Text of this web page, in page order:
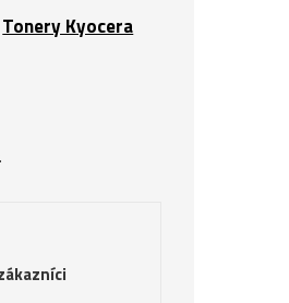
Tonery Kyocera